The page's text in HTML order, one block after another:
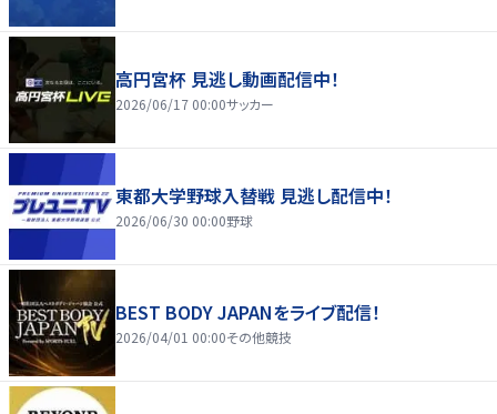
高円宮杯 見逃し動画配信中！
2026/06/17 00:00サッカー
東都大学野球入替戦 見逃し配信中！
2026/06/30 00:00野球
BEST BODY JAPANをライブ配信！
2026/04/01 00:00その他競技